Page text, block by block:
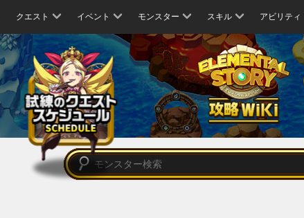
クエスト イベント モンスター スキル アビリティ